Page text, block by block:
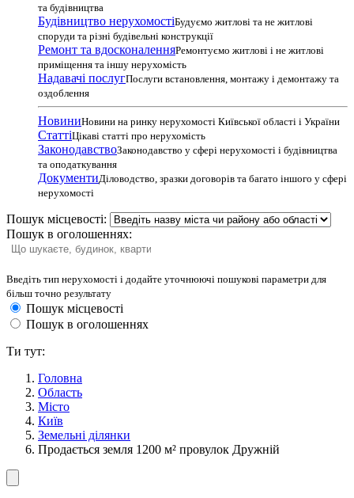
та будівництва
Будівництво нерухомостіБудуємо житлові та не житлові
споруди та різні будівельні конструкції
Ремонт та вдосконаленняРемонтуємо житлові і не житлові
приміщення та іншу нерухомість
Надавачі послугПослуги встановлення, монтажу і демонтажу та
оздоблення
НовиниНовини на ринку нерухомості Київської області і України
СтаттіЦікаві статті про нерухомість
ЗаконодавствоЗаконодавство у сфері нерухомості і будівництва
та оподаткування
ДокументиДіловодство, зразки договорів та багато іншого у сфері
нерухомості
Пошук місцевості:
Пошук в оголошеннях:
Введіть тип нерухомості і додайте уточнюючі пошукові параметри для
більш точно результату
Пошук місцевості
Пошук в оголошеннях
Ти тут:
Головна
Область
Місто
Київ
Земельні ділянки
Продається земля 1200 м² провулок Дружній